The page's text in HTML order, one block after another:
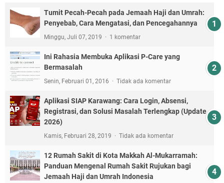
Tumit Pecah-Pecah pada Jemaah Haji dan Umrah:
Penyebab, Cara Mengatasi, dan Pencegahannya
Minggu, Juli 07, 2019 1 komentar
Ini Rahasia Membuka Aplikasi P-Care yang
Bermasalah
Senin, Februari 01, 2016 Tidak ada komentar
Aplikasi SIAP Karawang: Cara Login, Absensi,
Registrasi, dan Solusi Masalah Terlengkap (Update
2026)
Kamis, Februari 28, 2019 Tidak ada komentar
12 Rumah Sakit di Kota Makkah Al-Mukarramah:
Panduan Mengenal Rumah Sakit Rujukan bagi
Jemaah Haji dan Umrah Indonesia